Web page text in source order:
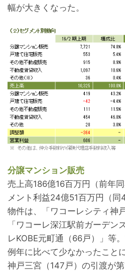
幅が大きくなった。
分譲マンション販売
売上高186億16百万円（前年
メント利益24億51百万円（
物件は、「ワコーレシティ神
「ワコーレ深江駅前ガーデン
レKOBE元町通（66戸）」等
例年に比べて少なかったこと
神戸三宮（147戸）の引渡が